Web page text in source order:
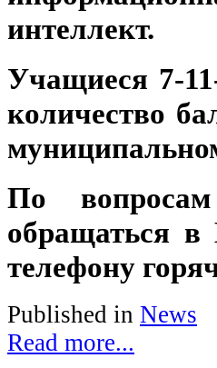
интеллект.
Учащиеся 7-
количество
По
обращаться
телефону
Published in News
Read more...